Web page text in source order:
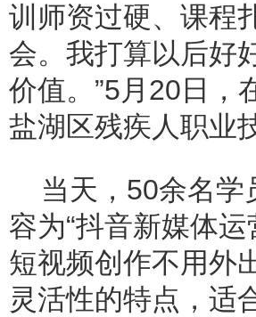
训师资过硬、课程
会。我打算以后好
价值。”5月20日，
盐湖区残疾人职业
当天，50余名
容为“抖音新媒体
短视频创作不用外
灵活性的特点，适